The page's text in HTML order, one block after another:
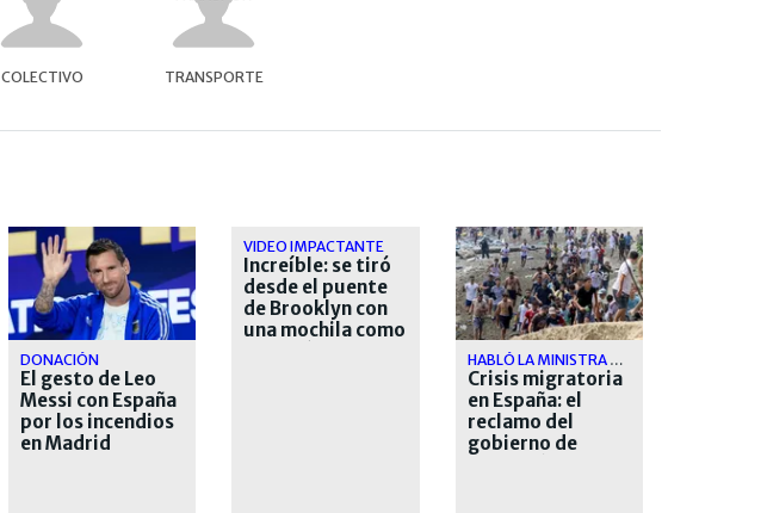
COLECTIVO TRANSPORTE
DONACIÓN
El gesto de Leo
Messi con España
por los incendios
en Madrid
VIDEO IMPACTANTE
Increíble: se tiró
desde el puente
de Brooklyn con
una mochila como
HABLÓ LA MINISTRA DE DEFENSA
Crisis migratoria
en España: el
reclamo del
gobierno de